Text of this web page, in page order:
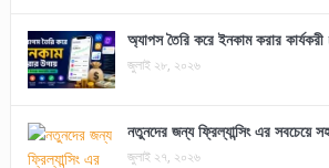
অ্যাপস তৈরি করে ইনকাম করার
জুলাই ২৮, ২০২৬
নতুনদের জন্য ফ্রিল্যান্সিং এর সবচেয়ে
জুলাই ২৭, ২০২৬